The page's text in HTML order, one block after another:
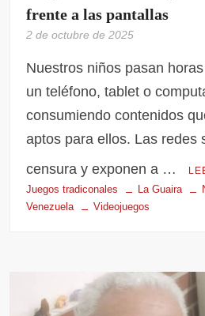
frente a las pantallas
2 de octubre de 2025
Nuestros niños pasan
un teléfono, tablet o
consumiendo contenidos
aptos para ellos. Las redes
censura y exponen a …
Juegos tradiconales La Guaira
Venezuela
Videojuegos